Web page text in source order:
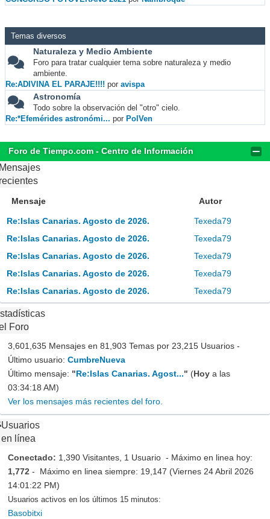
Temas diversos
Naturaleza y Medio Ambiente
Foro para tratar cualquier tema sobre naturaleza y medio
ambiente.
Re:ADIVINA EL PARAJE!!!! por avispa
Astronomía
Todo sobre la observación del "otro" cielo.
Re:*Efemérides astronómi... por PolVen
Foro de Tiempo.com - Centro de Información
Mensaje Autor
Re:Islas Canarias. Agosto de 2026.
Texeda79
Re:Islas Canarias. Agosto de 2026.
Texeda79
Re:Islas Canarias. Agosto de 2026.
Texeda79
Re:Islas Canarias. Agosto de 2026.
Texeda79
Re:Islas Canarias. Agosto de 2026.
Texeda79
Foro
3,601,635 Mensajes en 81,903 Temas por 23,215 Usuarios -
Último usuario: CumbreNueva
Último mensaje: "Re:Islas Canarias. Agost..." (Hoy a las
03:34:18 AM)
Ver los mensajes más recientes del foro.
Usuarios
en línea
Conectado: 1,390 Visitantes, 1 Usuario - Máximo en linea hoy:
1,772 - Máximo en linea siempre: 19,147 (Viernes 24 Abril 2026
14:01:22 PM)
Usuarios activos en los últimos 15 minutos:
Basobitxi